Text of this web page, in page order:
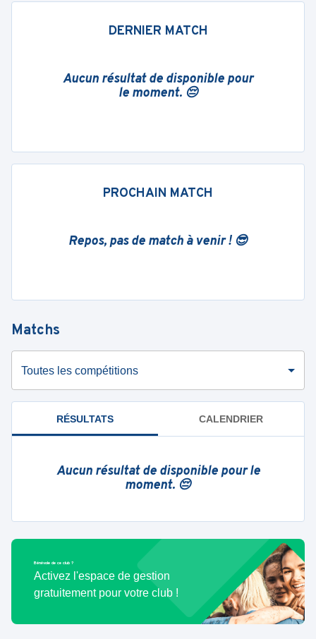
DERNIER MATCH
Aucun résultat de disponible pour
le moment. 😔
PROCHAIN MATCH
Repos, pas de match à venir ! 😎
Matchs
Toutes les compétitions
RÉSULTATS CALENDRIER
Aucun résultat de disponible pour le
moment. 😔
Bénévole de ce club ?
Activez l'espace de gestion
gratuitement pour votre club !